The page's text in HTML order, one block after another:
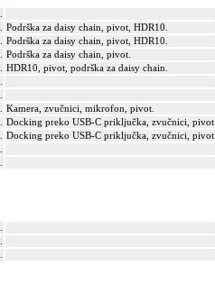
Podrška za daisy chain, pivot, HDR10.
Podrška za daisy chain, pivot, HDR10.
Podrška za daisy chain, pivot.
HDR10, pivot, podrška za daisy chain.
Kamera, zvučnici, mikrofon, pivot.
Docking preko USB-C priključka, zvučnici, pivot.
Docking preko USB-C priključka, zvučnici, pivot.